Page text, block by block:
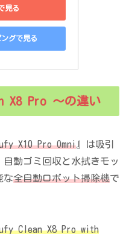
見る
グで見る
X8 Pro ～の違い
X10 Pro Omni 』は吸引
動ゴミ回収と水拭きモッ
な全自動ロボット掃除機で
Clean X8 Pro with